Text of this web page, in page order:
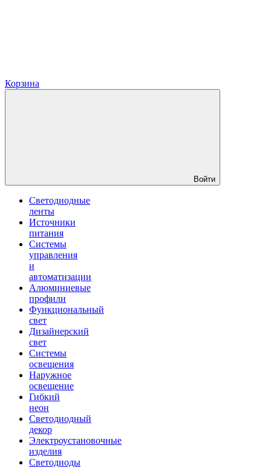
Корзина
Войти
Светодиодные
ленты
Источники
питания
Системы
управления
и
автоматизации
Алюминиевые
профили
Функциональный
свет
Дизайнерский
свет
Системы
освещения
Наружное
освещение
Гибкий
неон
Светодиодный
декор
Электроустановочные
изделия
Светодиоды